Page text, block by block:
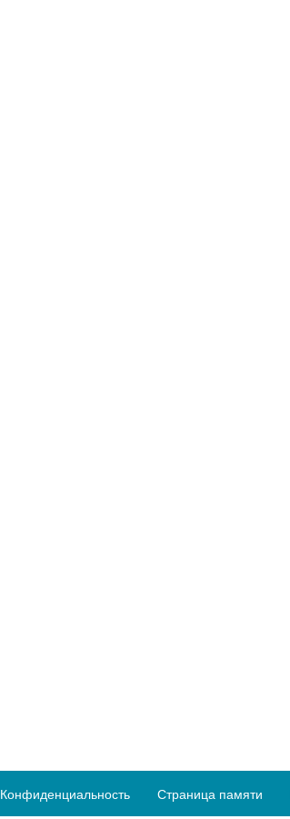
Конфиденциальность Страница памяти